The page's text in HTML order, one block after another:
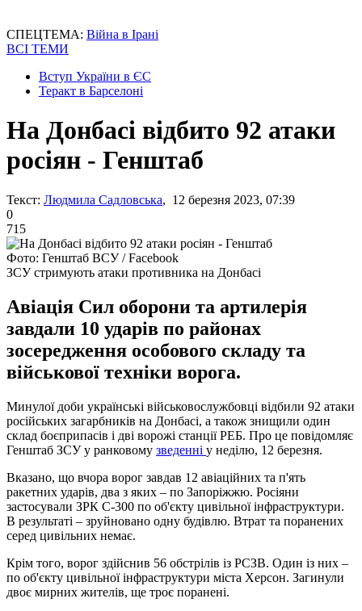
СПЕЦТЕМА: Війна в Ірані
ВСІ ТЕМИ
Вступ України в ЄС
Теракт в Барселоні
На Донбасі відбито 92 атаки
росіян - Генштаб
Текст: Людмила Садловська, 12 березня 2023, 07:39
0
715
Фото: Генштаб ВСУ / Facebook
ЗСУ стримують атаки противника на Донбасі
Авіація Сил оборони та артилерія
завдали 10 ударів по районах
зосередження особового складу та
військової техніки ворога.
Минулої доби українські військовослужбовці відбили 92 атаки
російських загарбників на Донбасі, а також знищили один
склад боєприпасів і дві ворожі станції РЕБ. Про це повідомляє
Генштаб ЗСУ у ранковому зведенні у неділю, 12 березня.
Вказано, що вчора ворог завдав 12 авіаційних та п'ять
ракетних ударів, два з яких – по Запоріжжю. Росіяни
застосували ЗРК С-300 по об'єкту цивільної інфраструктури.
В результаті – зруйновано одну будівлю. Втрат та поранених
серед цивільних немає.
Крім того, ворог здійснив 56 обстрілів із РСЗВ. Один із них –
по об'єкту цивільної інфраструктури міста Херсон. Загинули
двоє мирних жителів, ще троє поранені.